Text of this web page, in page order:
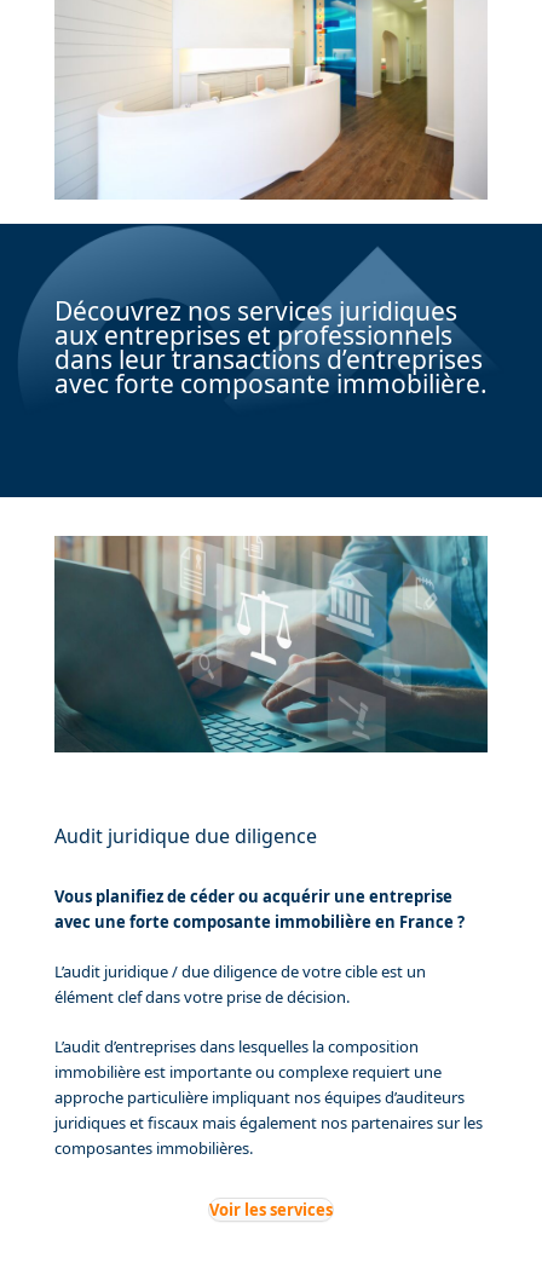
Découvrez nos services juridiques
aux entreprises et professionnels
dans leur transactions d’entreprises
avec forte composante immobilière.
Audit juridique due diligence
Vous planifiez de céder ou acquérir une entreprise
avec une forte composante immobilière en France ?
L’audit juridique / due diligence de votre cible est un
élément clef dans votre prise de décision.
L’audit d’entreprises dans lesquelles la composition
immobilière est importante ou complexe requiert une
approche particulière impliquant nos équipes d’auditeurs
juridiques et fiscaux mais également nos partenaires sur les
composantes immobilières.
Voir les services